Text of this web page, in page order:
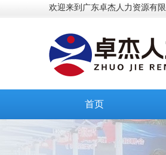
欢迎来到广东卓杰人力资源有限
首页